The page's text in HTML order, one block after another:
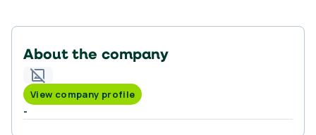
About the company
View company profile
-